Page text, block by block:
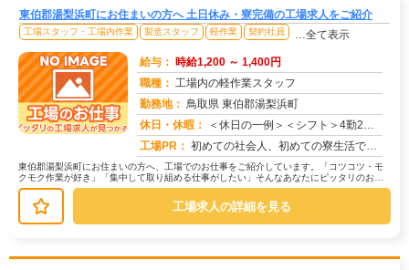
東伯郡湯梨浜町にお住まいの方へ 土日休み・寮完備の工場求人をご紹介
工場スタッフ・工場内作業 製造スタッフ 軽作業 契約社員 …全て表示
給与： 時給1,200 ～ 1,400円
職種： 工場内の軽作業スタッフ
勤務地： 鳥取県 東伯郡湯梨浜町
休日・休暇：
＜休日の一例＞＜シフト＞4勤2休＜休日＞工場カレンダーによる★長期休暇あり★有給休暇あり※配属先により休日・勤務形...
工場PR： 初めての社会人、初めての寮生活でも安心！☆家具付き寮で初期費用0円！テレビ、エアコン、冷蔵庫など生活に必要な家電が...
東伯郡湯梨浜町にお住まいの方へ、工場でのお仕事をご紹介しています。「コツコツ・モ
クモク作業が好き」「集中して取り組める仕事がしたい」そんなあなたにピッタリのお仕
事を、京栄センターがご紹介します。...
工場求人の詳細を見る